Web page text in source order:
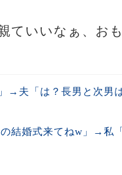
ていいなぁ、お
→夫「は？長男と次男
結婚式来てねw」→私